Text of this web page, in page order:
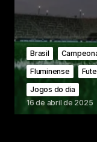
Brasil
Fluminense
Jogos do dia
16 de abril de 2025